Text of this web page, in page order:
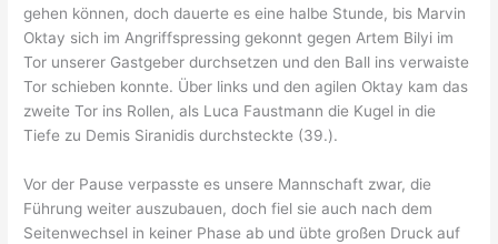
gehen können, doch dauerte es eine halbe Stunde, bis Marvin
Oktay sich im Angriffspressing gekonnt gegen Artem Bilyi im
Tor unserer Gastgeber durchsetzen und den Ball ins verwaiste
Tor schieben konnte. Über links und den agilen Oktay kam das
zweite Tor ins Rollen, als Luca Faustmann die Kugel in die
Tiefe zu Demis Siranidis durchsteckte (39.).
Vor der Pause verpasste es unsere Mannschaft zwar, die
Führung weiter auszubauen, doch fiel sie auch nach dem
Seitenwechsel in keiner Phase ab und übte großen Druck auf